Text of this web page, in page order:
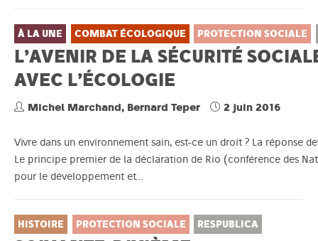
À LA UNE COMBAT ÉCOLOGIQUE PROTECTION SOCIALE
L’AVENIR DE LA SÉCURITÉ
AVEC L’ÉCOLOGIE
Michel Marchand, Bernard Teper 2 juin 2016
Vivre dans un environnement sain, est-ce un droit ? La réponse
Le principe premier de la déclaration de Rio (conférence des
pour le développement et…
HISTOIRE PROTECTION SOCIALE RESPUBLICA